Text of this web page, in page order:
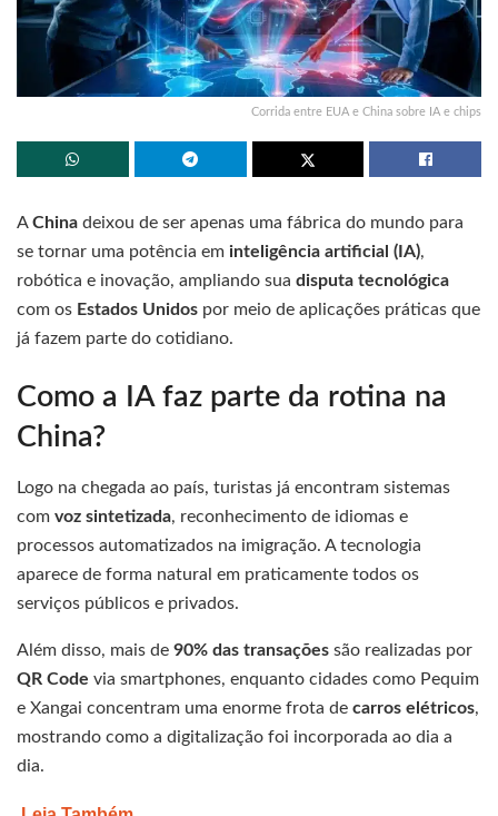
Corrida entre EUA e China sobre IA e chips
AChina deixou de ser apenas uma fábrica do mundo para
se tornar uma potência em inteligência artificial (IA),
robótica e inovação, ampliando sua disputa tecnológica
com os Estados Unidos por meio de aplicações práticas que
já fazem parte do cotidiano.
Como a IA faz parte da rotina na
China?
Logo na chegada ao país, turistas já encontram sistemas
com voz sintetizada, reconhecimento de idiomas e
processos automatizados na imigração. A tecnologia
aparece de forma natural em praticamente todos os
serviços públicos e privados.
Além disso, mais de 90% das transações são realizadas por
QR Code via smartphones, enquanto cidades como Pequim
e Xangai concentram uma enorme frota de carros elétricos,
mostrando como a digitalização foi incorporada ao dia a
dia.